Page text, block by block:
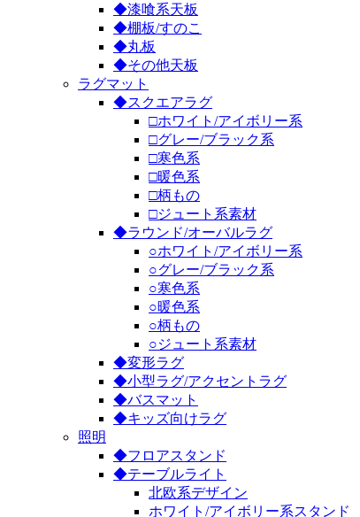
◆漆喰系天板
◆棚板/すのこ
◆丸板
◆その他天板
ラグマット
◆スクエアラグ
□ホワイト/アイボリー系
□グレー/ブラック系
□寒色系
□暖色系
□柄もの
□ジュート系素材
◆ラウンド/オーバルラグ
○ホワイト/アイボリー系
○グレー/ブラック系
○寒色系
○暖色系
○柄もの
○ジュート系素材
◆変形ラグ
◆小型ラグ/アクセントラグ
◆バスマット
◆キッズ向けラグ
照明
◆フロアスタンド
◆テーブルライト
北欧系デザイン
ホワイト/アイボリー系スタンド